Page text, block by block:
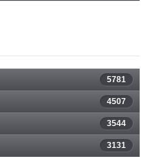
5781
4507
3544
3131